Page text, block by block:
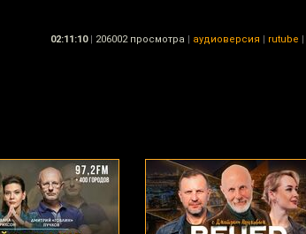
02:11:10 | 206002 просмотра | аудиоверсия | rutube |